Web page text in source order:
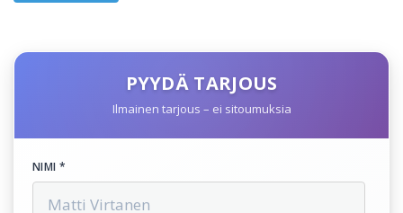
PYYDÄ TARJOUS
Ilmainen tarjous – ei sitoumuksia
NIMI *